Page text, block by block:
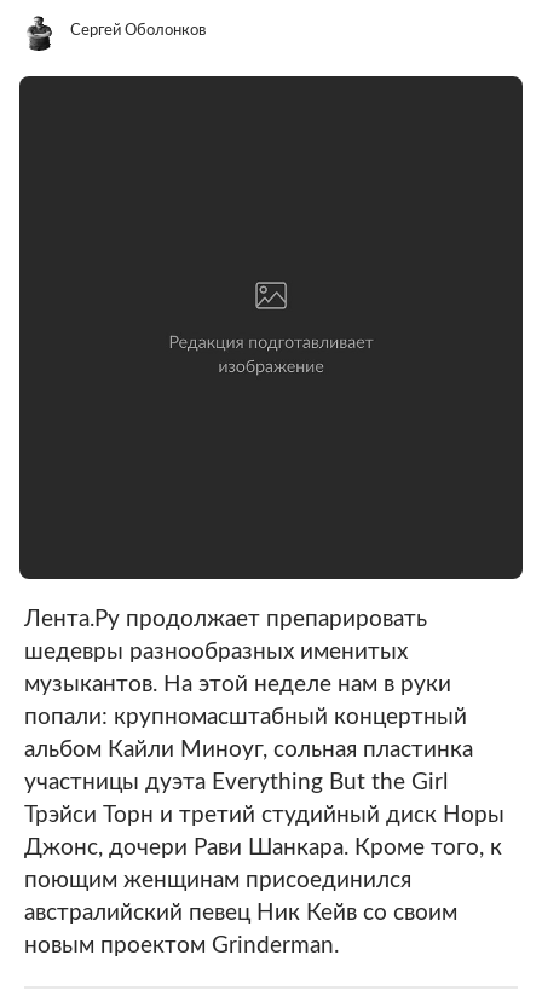
Сергей Оболонков
Лента.Ру продолжает препарировать
шедевры разнообразных именитых
музыкантов. На этой неделе нам в руки
попали: крупномасштабный концертный
альбом Кайли Миноуг, сольная пластинка
участницы дуэта Everything But the Girl
Трэйси Торн и третий студийный диск Норы
Джонс, дочери Рави Шанкара. Кроме того, к
поющим женщинам присоединился
австралийский певец Ник Кейв со своим
новым проектом Grinderman.